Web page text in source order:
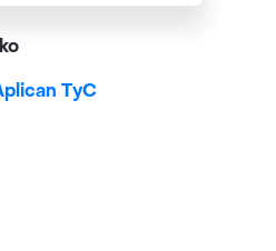
TyC